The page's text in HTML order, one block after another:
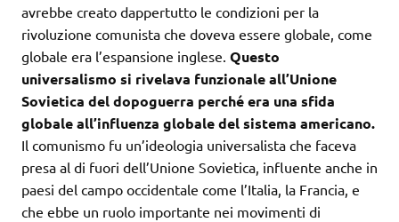
avrebbe creato dappertutto le condizioni per la
rivoluzione comunista che doveva essere globale, come
globale era l’espansione inglese. Questo
universalismo si rivelava funzionale all’Unione
Sovietica del dopoguerra perché era una sfida
globale all’influenza globale del sistema americano.
Il comunismo fu un’ideologia universalista che faceva
presa al di fuori dell’Unione Sovietica, influente anche in
paesi del campo occidentale come l’Italia, la Francia, e
che ebbe un ruolo importante nei movimenti di